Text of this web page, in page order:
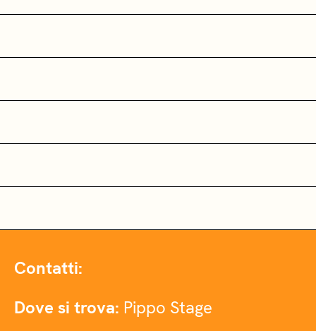
Contatti:
Dove si trova: Pippo Stage